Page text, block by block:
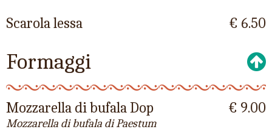
Scarola lessa € 6.50
Formaggi
Mozzarella di bufala Dop
Mozzarella di bufala di Paestum
€ 9.00